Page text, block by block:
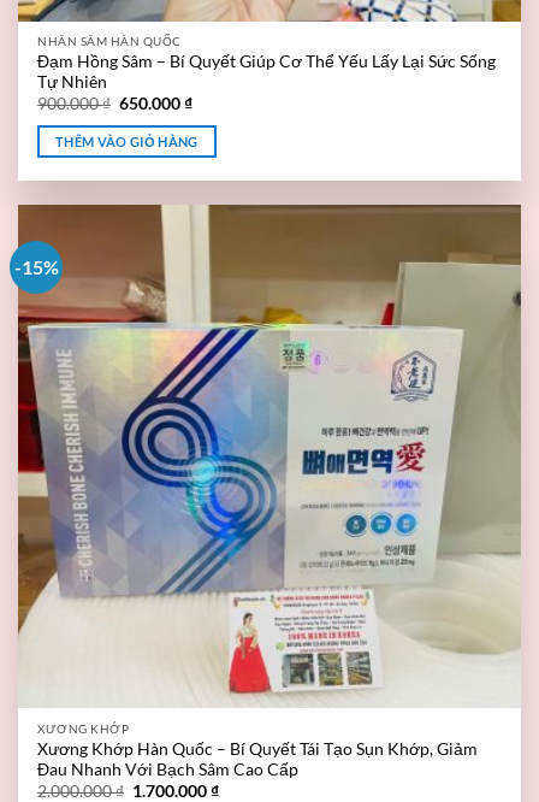
NHÂN SÂM HÀN QUỐC
Đạm Hồng Sâm – Bí Quyết Giúp Cơ Thể Yếu Lấy Lại Sức Sống
Tự Nhiên
900.000₫ 650.000₫
THÊM VÀO GIỎ HÀNG
-15%
XƯƠNG KHỚP
Xương Khớp Hàn Quốc – Bí Quyết Tái Tạo Sụn Khớp, Giảm
Đau Nhanh Với Bạch Sâm Cao Cấp
2.000.000₫ 1.700.000₫